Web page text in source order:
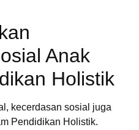
Anak
Holistik
kecerdasan sosial juga
Pendidikan Holistik.